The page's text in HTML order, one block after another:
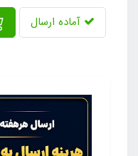
آماده ارسال